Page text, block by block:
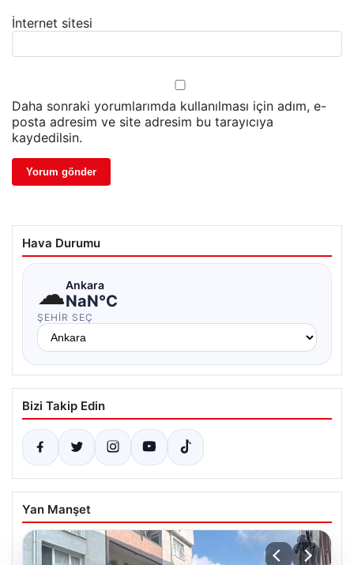
İnternet sitesi
Daha sonraki yorumlarımda kullanılması için adım, e-
posta adresim ve site adresim bu tarayıcıya
kaydedilsin.
Hava Durumu
☁Ankara
NaN°C
ŞEHIR SEÇ
Bizi Takip Edin
Yan Manşet